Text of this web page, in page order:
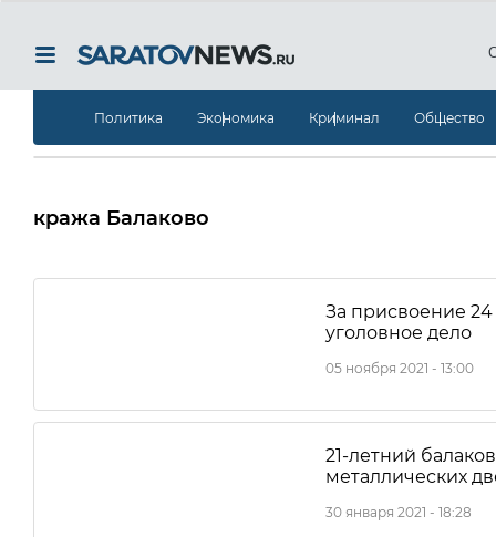
Политика Экономика Криминал Общество
кража Балаково
За присвоение
уголовное дело
05 ноября 2021 - 13:00
21-летний
металлических
30 января 2021 - 18:28